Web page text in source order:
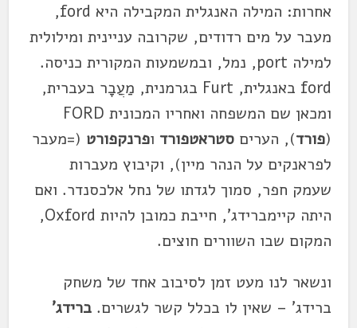
אחרות: המילה האנגלית המקבילה היא ford,
מעבר על מים רדודים, שקרובה עניינית ומילולית
למילה port, נמל, ובמשמעות המקורית כניסה.
ford באנגלית, Furt בגרמנית, מַעֲבָר בעברית,
ומכאן שם המשפחה ואחריו המכונית FORD
(פורד), העריםסטראטפורד ופרנקפורט (=מעבר
לפראנקים על הנהר מיין), וקיבוץ מעברות
שעמק חפר, סמוך לגדתו של נחל אלכסנדר. ואם
היתה קיימברידג', חייבת כמובן להיות Oxford,
המקום שבו השוורים חוצים.
ונשאר לנו מעט זמן לסיבוב אחד של משחק
ברידג' – שאין לו בכלל קשר לגשרים.ברידג'